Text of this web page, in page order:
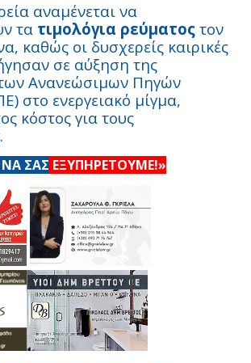
αναμένεται να
τα τιμολόγια ρεύματος τον
καθώς οι δυσχερείς καιρικές
σε αύξηση της
Ανανεώσιμων Πηγών
στο ενεργειακό μίγμα,
κόστος για τους
ΣΑΣ ΕΞΥΠΗΡΕΤΟΥΜΕ!»